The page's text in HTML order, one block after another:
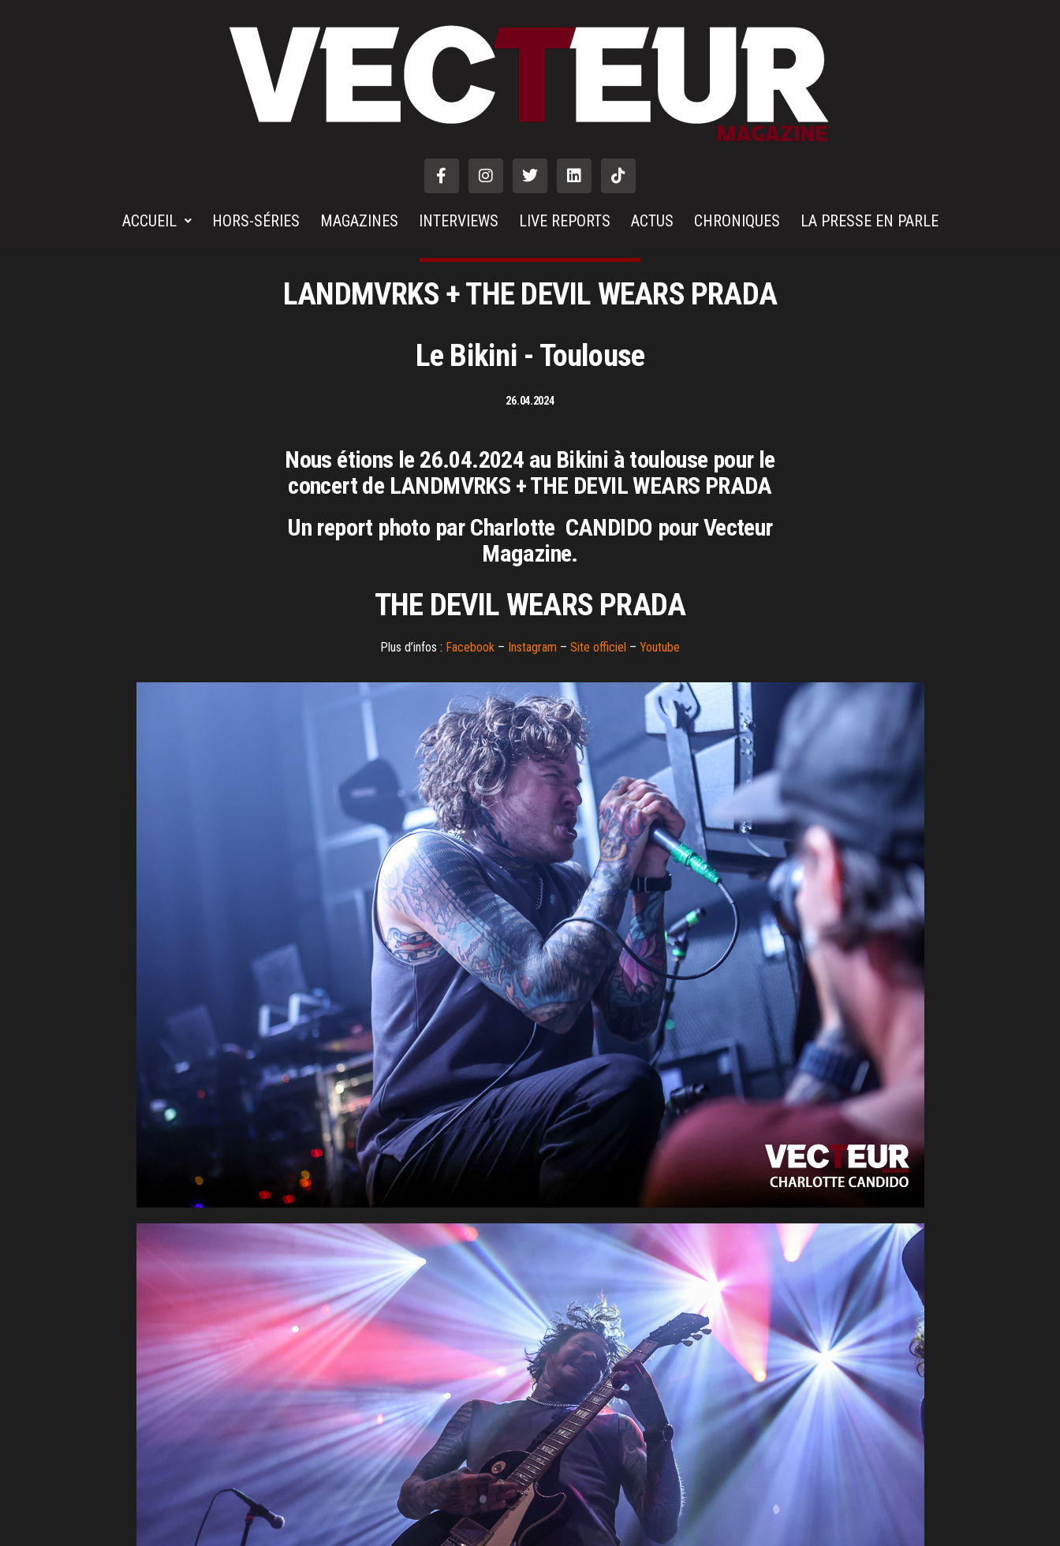
ACCUEIL HORS-SÉRIES MAGAZINES INTERVIEWS LIVE REPORTS ACTUS CHRONIQUES LA PRESSE EN PARLE
LANDMVRKS + THE DEVIL WEARS PRADA
Le Bikini - Toulouse
26.04.2024
Nous étions le 26.04.2024 au Bikini à toulouse pour le
concert de LANDMVRKS + THE DEVIL WEARS PRADA
Un report photo par Charlotte CANDIDO pour Vecteur
Magazine.
THE DEVIL WEARS PRADA
Plus d’infos : Facebook – Instagram – Site officiel – Youtube